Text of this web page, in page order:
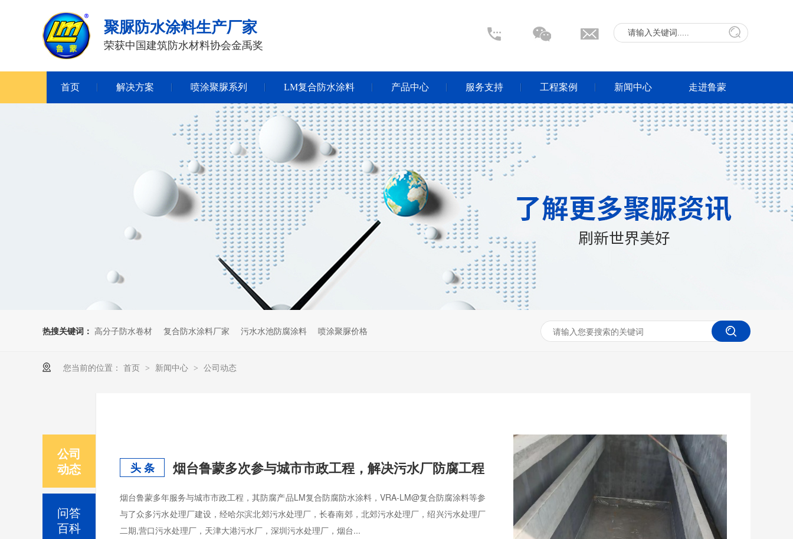
聚脲防水涂料生产厂家
荣获中国建筑防水材料协会金禹奖
首页 解决方案 喷涂聚脲系列 LM复合防水涂料 产品中心 服务支持 工程案例 新闻中心 走进鲁蒙
热搜关键词： 高分子防水卷材 复合防水涂料厂家 污水水池防腐涂料 喷涂聚脲价格
您当前的位置： 首页 > 新闻中心 > 公司动态
头 条 烟台鲁蒙多次参与城市市政工程，解决污水厂防腐工程
烟台鲁蒙多年服务与城市市政工程，其防腐产品LM复合防腐防水涂料，VRA-LM@复合防腐涂料等参
与了众多污水处理厂建设，经哈尔滨北郊污水处理厂，长春南郊，北郊污水处理厂，绍兴污水处理厂
二期,营口污水处理厂，天津大港污水厂，深圳污水处理厂，烟台...
公司
动态
问答
百科